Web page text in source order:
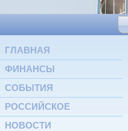
ГЛАВНАЯ
ФИНАНСЫ
СОБЫТИЯ
РОССИЙСКОЕ
НОВОСТИ